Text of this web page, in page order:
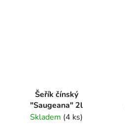
Šeřík čínský
"Saugeana" 2l
Syringa chinensis
Skladem (4 ks)